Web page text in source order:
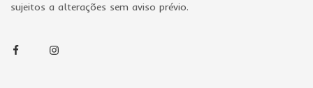
sujeitos a alterações sem aviso prévio.
FacebookInstagram